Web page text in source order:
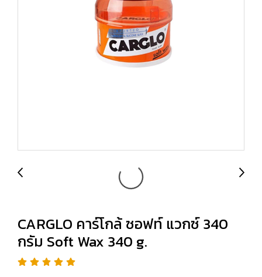
CARGLO คาร์โกล้ ซอฟท์ แวกซ์ 340
กรัม Soft Wax 340 g.